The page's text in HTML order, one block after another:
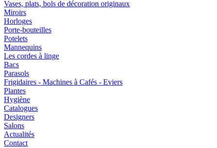
Vases, plats, bols de décoration originaux
Miroirs
Horloges
Porte-bouteilles
Potelets
Mannequins
Les cordes à linge
Bacs
Parasols
Frigidaires - Machines à Cafés - Eviers
Plantes
Hygiène
Catalogues
Designers
Salons
Actualités
Contact